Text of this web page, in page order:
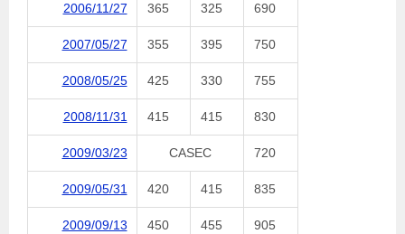
2006/11/27 365 325 690
2007/05/27 355 395 750
2008/05/25 425 330 755
2008/11/31 415 415 830
2009/03/23 CASEC 720
2009/05/31 420 415 835
2009/09/13 450 455 905